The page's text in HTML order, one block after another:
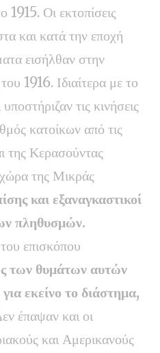
1915. Οι εκτοπίσεις
και κατά την εποχή
εισήλθαν στην
1916. Ιδιαίτερα με το
τις κινήσεις
κατοίκων από τις
της Κερασούντας
της Μικράς
και εξαναγκαστικοί
πληθυσμών.
επισκόπου
των θυμάτων αυτών
εκείνο το διάστημα,
έπαψαν και οι
και Αμερικανούς